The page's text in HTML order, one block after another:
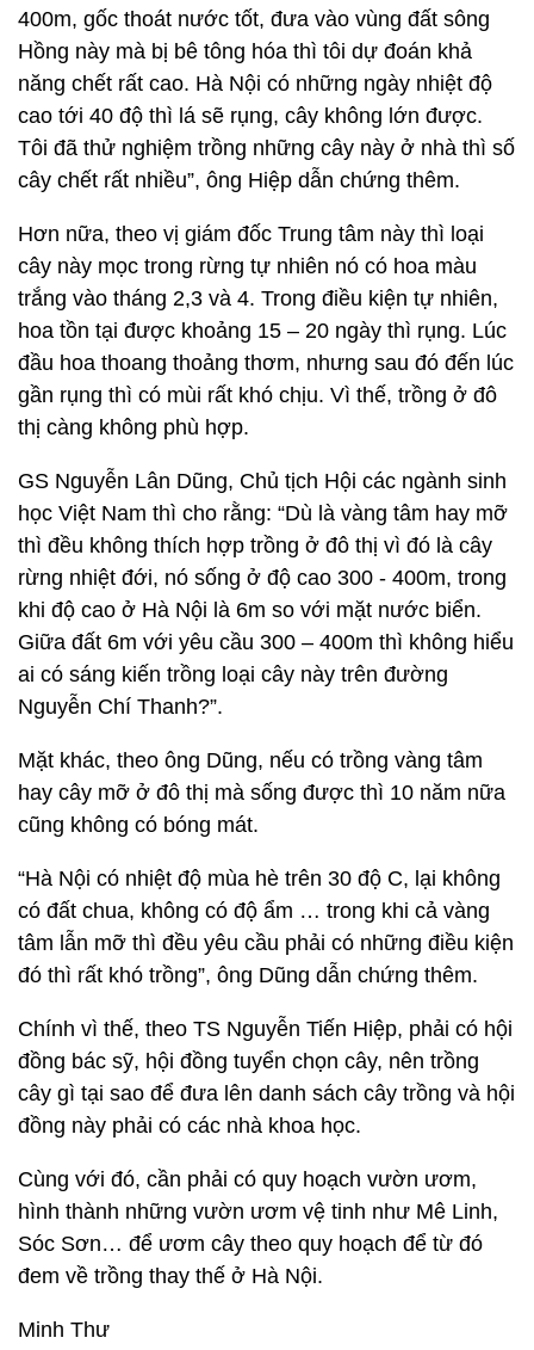
400m, gốc thoát nước tốt, đưa vào vùng đất sông
Hồng này mà bị bê tông hóa thì tôi dự đoán khả
năng chết rất cao. Hà Nội có những ngày nhiệt độ
cao tới 40 độ thì lá sẽ rụng, cây không lớn được.
Tôi đã thử nghiệm trồng những cây này ở nhà thì số
cây chết rất nhiều”, ông Hiệp dẫn chứng thêm.
Hơn nữa, theo vị giám đốc Trung tâm này thì loại
cây này mọc trong rừng tự nhiên nó có hoa màu
trắng vào tháng 2,3 và 4. Trong điều kiện tự nhiên,
hoa tồn tại được khoảng 15 – 20 ngày thì rụng. Lúc
đầu hoa thoang thoảng thơm, nhưng sau đó đến lúc
gần rụng thì có mùi rất khó chịu. Vì thế, trồng ở đô
thị càng không phù hợp.
GS Nguyễn Lân Dũng, Chủ tịch Hội các ngành sinh
học Việt Nam thì cho rằng: “Dù là vàng tâm hay mỡ
thì đều không thích hợp trồng ở đô thị vì đó là cây
rừng nhiệt đới, nó sống ở độ cao 300 - 400m, trong
khi độ cao ở Hà Nội là 6m so với mặt nước biển.
Giữa đất 6m với yêu cầu 300 – 400m thì không hiểu
ai có sáng kiến trồng loại cây này trên đường
Nguyễn Chí Thanh?”.
Mặt khác, theo ông Dũng, nếu có trồng vàng tâm
hay cây mỡ ở đô thị mà sống được thì 10 năm nữa
cũng không có bóng mát.
“Hà Nội có nhiệt độ mùa hè trên 30 độ C, lại không
có đất chua, không có độ ẩm … trong khi cả vàng
tâm lẫn mỡ thì đều yêu cầu phải có những điều kiện
đó thì rất khó trồng”, ông Dũng dẫn chứng thêm.
Chính vì thế, theo TS Nguyễn Tiến Hiệp, phải có hội
đồng bác sỹ, hội đồng tuyển chọn cây, nên trồng
cây gì tại sao để đưa lên danh sách cây trồng và hội
đồng này phải có các nhà khoa học.
Cùng với đó, cần phải có quy hoạch vườn ươm,
hình thành những vườn ươm vệ tinh như Mê Linh,
Sóc Sơn… để ươm cây theo quy hoạch để từ đó
đem về trồng thay thế ở Hà Nội.
Minh Thư